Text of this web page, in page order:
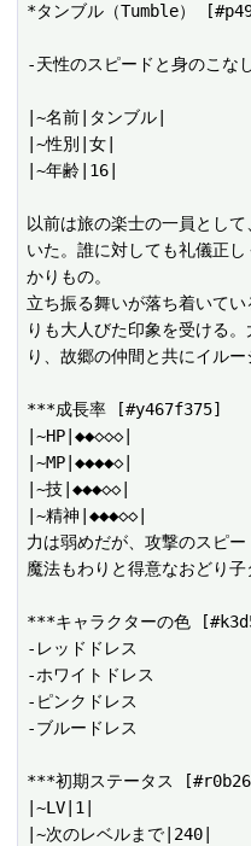
*タンブル（Tumble）
-天性のスピードと身のこな
|~名前|タンブル|
|~性別|女|
|~年齢|16|
以前は旅の楽士の一員とし
いた。誰に対しても礼儀正
かりもの。
立ち振る舞いが落ち着いて
りも大人びた印象を受ける
り、故郷の仲間と共にイルー
***成長率 [#y467f375]
|~HP|◆◆◇◇◇|
|~MP|◆◆◆◆◇|
|~技|◆◆◆◇◇|
|~精神|◆◆◆◇◇|
力は弱めだが、攻撃のスピー
魔法もわりと得意なおどり子
***キャラクターの色
-レッドドレス
-ホワイトドレス
-ピンクドレス
-ブルードレス
***初期ステータス
|~LV|1|
|~次のレベルまで|240|